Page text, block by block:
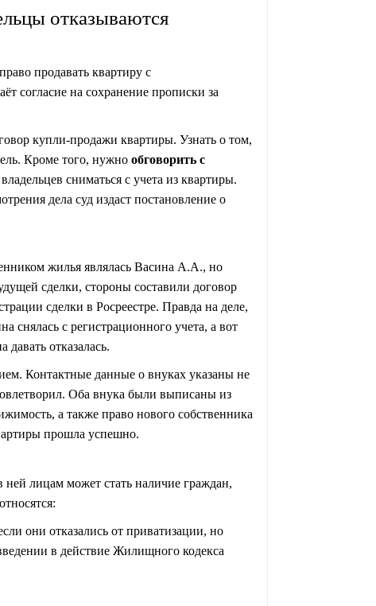
отказываются
продавать квартиру с
согласие на сохранение прописки за
купли-продажи квартиры. Узнать о том,
Кроме того, нужно обговорить с
сниматься с учета из квартиры.
дела суд издаст постановление о
жилья являлась Васина А.А., но
сделки, стороны составили договор
сделки в Росреестре. Правда на деле,
снялась с регистрационного учета, а вот
отказалась.
Контактные данные о внуках указаны не
Оба внука были выписаны из
а также право нового собственника
прошла успешно.
лицам может стать наличие граждан,
они отказались от приватизации, но
в действие Жилищного кодекса